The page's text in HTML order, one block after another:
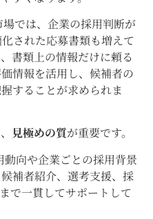
では、企業の採用判断が
された応募書類も増えて
書類上の情報だけに頼る
情報を活用し、候補者の
することが求められま
見極めの質が重要です。
向や企業ごとの採用背景
補者紹介、選考支援、採
で一貫してサポートして